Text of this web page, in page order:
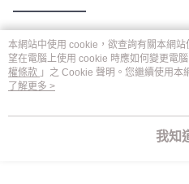
熱門標籤
本網站中使用 cookie，欲查詢有關本網
望在電腦上使用 cookie 時應如何變更電
權條款 」之 Cookie 聲明。您繼續使用本
用條款之 Cookie 聲明使用 cookie。
了解更多 >
我知